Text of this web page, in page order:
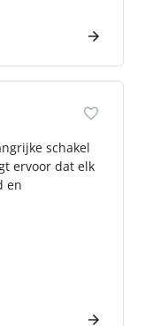
schakel
ervoor dat elk
en